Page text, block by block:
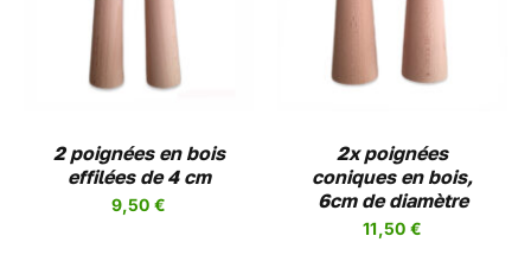
2 poignées en bois
effilées de 4 cm
9,50 €
DETAILS
2x poignées
coniques en bois,
6cm de diamètre
11,50 €